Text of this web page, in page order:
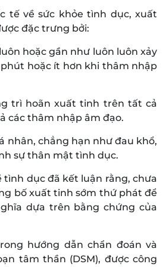
tế về sức khỏe tình dục, xuất
đặc trưng bởi:
hoặc gần như luôn luôn xảy
hoặc ít hơn khi thâm nhập
trì hoãn xuất tinh trên tất cả
các thâm nhập âm đạo.
nhân, chẳng hạn như đau khổ,
sự thân mật tình dục.
tình dục đã kết luận rằng, chưa
bố xuất tinh sớm thứ phát để
dựa trên bằng chứng của
hướng dẫn chẩn đoán và
tâm thần (DSM), được công